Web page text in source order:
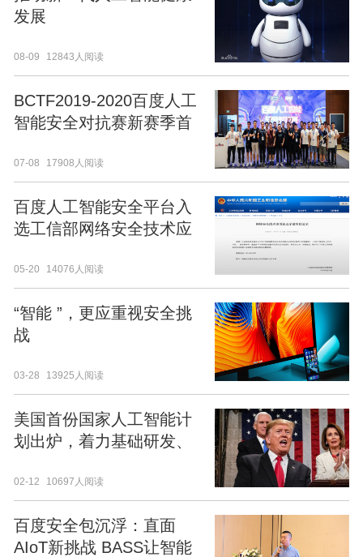
发展
08-09 12843人阅读
BCTF2019-2020百度人工
智能安全对抗赛新赛季首
07-08 17908人阅读
百度人工智能安全平台入
选工信部网络安全技术应
05-20 14076人阅读
“智能 ”，更应重视安全挑
战
03-28 13925人阅读
美国首份国家人工智能计
划出炉，着力基础研发、
02-12 10697人阅读
百度安全包沉浮：直面
AIoT新挑战 BASS让智能